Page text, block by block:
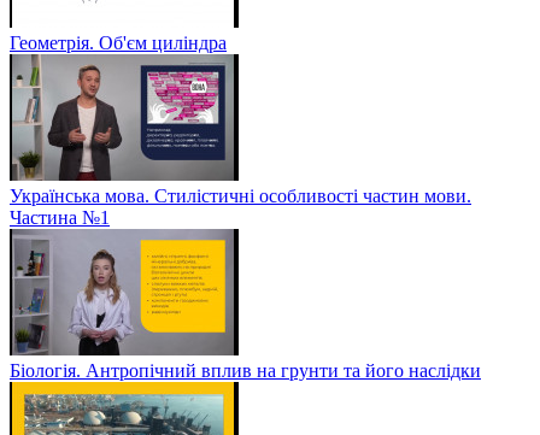
Геометрія. Об'єм циліндра
Українська мова. Стилістичні особливості частин мови.
Частина №1
Біологія. Антропічний вплив на грунти та його наслідки